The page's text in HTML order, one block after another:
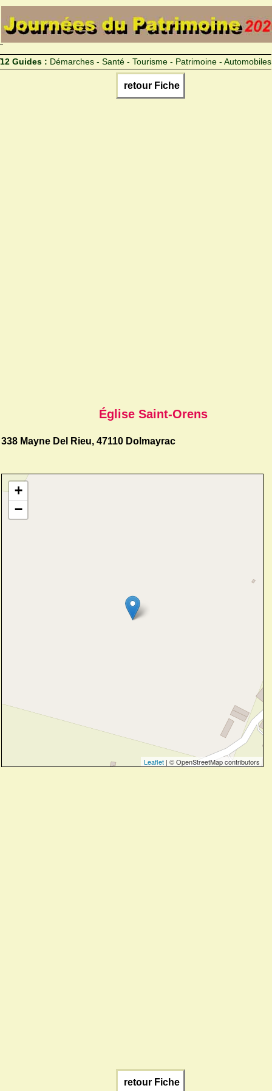
12 Guides : Démarches - Santé - Tourisme - Patrimoine - Automobiles
retour Fiche
Église Saint-Orens
338 Mayne Del Rieu, 47110 Dolmayrac
+
−
Leaflet | © OpenStreetMap contributors
retour Fiche